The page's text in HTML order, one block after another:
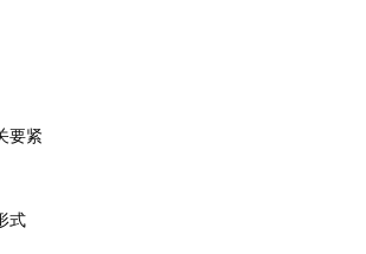
要紧
式